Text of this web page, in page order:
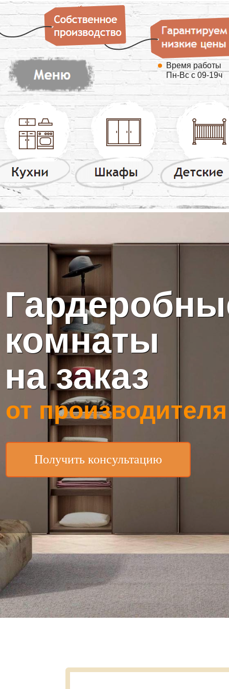
Время работы
Пн-Вс с 09-19ч
комнаты
на заказ
от производителя
Получить консультацию